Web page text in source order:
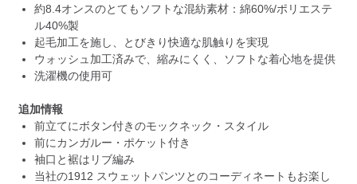
約8.4オンスのとてもソフトな混紡素材：綿60%/ポリエステ
ル40%製
起毛加工を施し、とびきり快適な肌触りを実現
ウォッシュ加工済みで、縮みにくく、ソフトな着心地を提供
洗濯機の使用可
追加情報
前立てにボタン付きのモックネック・スタイル
前にカンガルー・ポケット付き
袖口と裾はリブ編み
当社の1912 スウェットパンツとのコーディネートもお楽し